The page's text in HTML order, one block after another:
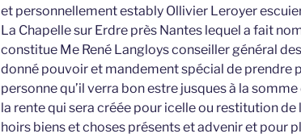
et personnellement estably Ollivier Leroyer
La Chapelle sur Erdre près Nantes lequel a fait
constitue Me René Langloys conseiller général
donné pouvoir et mandement spécial de
personne qu’il verra bon estre jusques à la
la rente qui sera créée pour icelle ou restitution
hoirs biens et choses présents et advenir et